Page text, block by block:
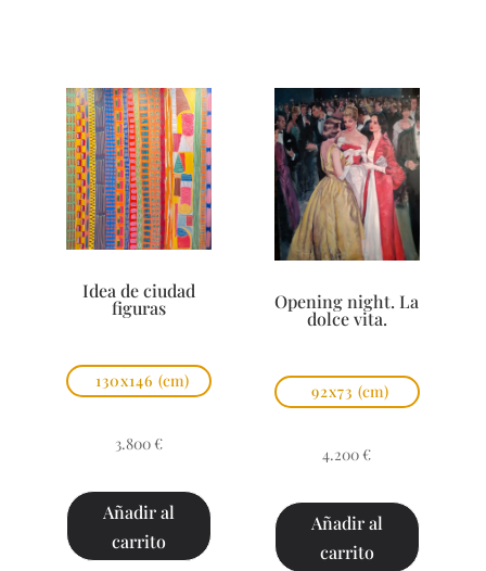
Idea de ciudad
figuras
130x146 (cm)
3.800 €
Añadir al
carrito
Opening night. La
dolce vita.
92x73 (cm)
4.200 €
Añadir al
carrito